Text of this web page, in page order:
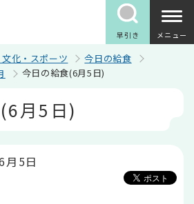
早引き メニュー
化・スポーツ
今日の給食
今日の給食(6月5日)
月5日)
月5日